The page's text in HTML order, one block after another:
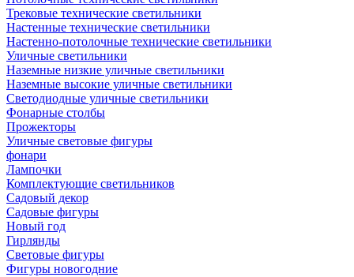
Трековые технические светильники
Настенные технические светильники
Настенно-потолочные технические светильники
Уличные светильники
Наземные низкие уличные светильники
Наземные высокие уличные светильники
Светодиодные уличные светильники
Фонарные столбы
Прожекторы
Уличные световые фигуры
фонари
Лампочки
Комплектующие светильников
Садовый декор
Садовые фигуры
Новый год
Гирлянды
Световые фигуры
Фигуры новогодние